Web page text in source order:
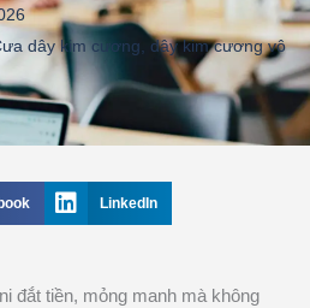
dây kim cương
dây kim cương vô
LinkedIn
đắt tiền, mỏng manh mà không